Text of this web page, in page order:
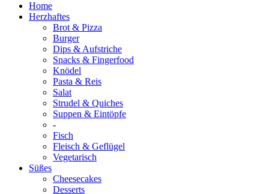
Home
Herzhaftes
Brot & Pizza
Burger
Dips & Aufstriche
Snacks & Fingerfood
Knödel
Pasta & Reis
Salat
Strudel & Quiches
Suppen & Eintöpfe
-
Fisch
Fleisch & Geflügel
Vegetarisch
Süßes
Cheesecakes
Desserts